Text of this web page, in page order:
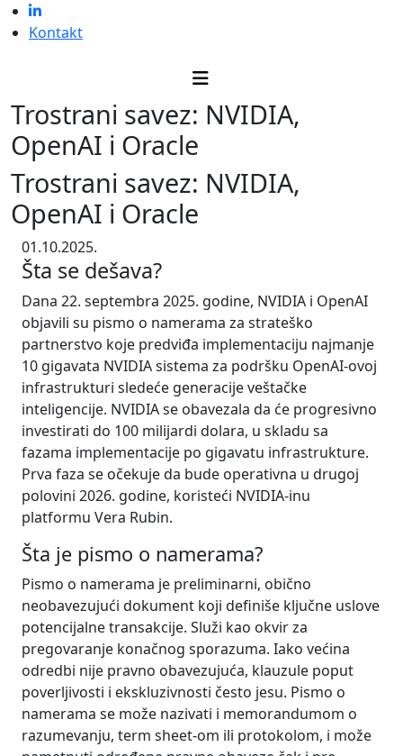
Kontakt
Trostrani savez: NVIDIA,
OpenAI i Oracle
Trostrani savez: NVIDIA,
OpenAI i Oracle
01.10.2025.
Šta se dešava?
Dana 22. septembra 2025. godine, NVIDIA i OpenAI
objavili su pismo o namerama za strateško
partnerstvo koje predviđa implementaciju najmanje
10 gigavata NVIDIA sistema za podršku OpenAI-ovoj
infrastrukturi sledeće generacije veštačke
inteligencije. NVIDIA se obavezala da će progresivno
investirati do 100 milijardi dolara, u skladu sa
fazama implementacije po gigavatu infrastrukture.
Prva faza se očekuje da bude operativna u drugoj
polovini 2026. godine, koristeći NVIDIA-inu
platformu Vera Rubin.
Šta je pismo o namerama?
Pismo o namerama je preliminarni, obično
neobavezujući dokument koji definiše ključne uslove
potencijalne transakcije. Služi kao okvir za
pregovaranje konačnog sporazuma. Iako većina
odredbi nije pravno obavezujuća, klauzule poput
poverljivosti i ekskluzivnosti često jesu. Pismo o
namerama se može nazivati i memorandumom o
razumevanju, term sheet-om ili protokolom, i može